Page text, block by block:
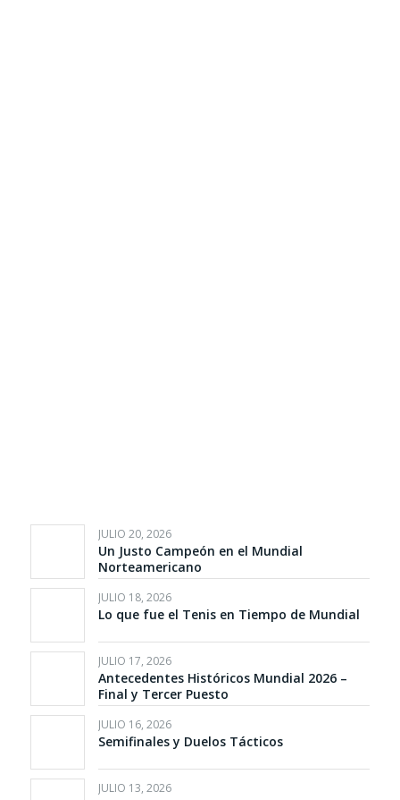
JULIO 20, 2026
Un Justo Campeón en el Mundial
Norteamericano
JULIO 18, 2026
Lo que fue el Tenis en Tiempo de Mundial
JULIO 17, 2026
Antecedentes Históricos Mundial 2026 –
Final y Tercer Puesto
JULIO 16, 2026
Semifinales y Duelos Tácticos
JULIO 13, 2026